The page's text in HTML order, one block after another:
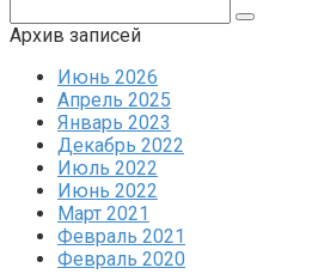
Архив записей
Июнь 2026
Апрель 2025
Январь 2023
Декабрь 2022
Июль 2022
Июнь 2022
Март 2021
Февраль 2021
Февраль 2020